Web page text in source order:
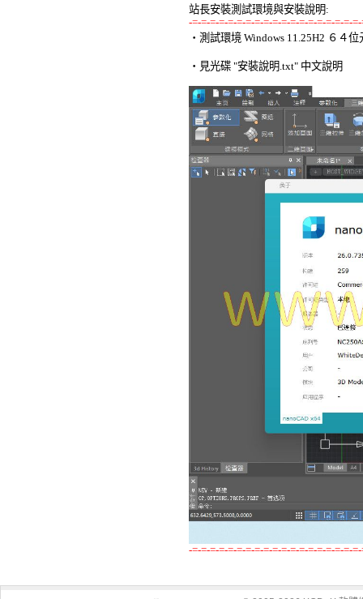
站長安裝測試環境與安裝說明:
-=-=-=-=-=-=-=-=-=-=-=-=-=-=-=-=-=-=-
‧測試環境 Windows 11.25H2 ６４
‧見光碟 "安裝說明.txt" 中文說明
-=-=-=-=-=-=-=-=-=-=-=-=-=-=-=-=-=-=-